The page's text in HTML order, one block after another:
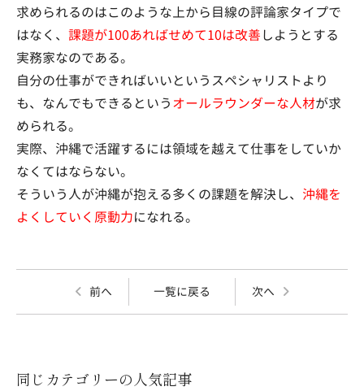
求められるのはこのような上から目線の評論家タイプで
はなく、 課題が100あればせめて10は改善しようとする
実務家なのである。
自分の仕事ができればいいというスペシャリストより
も、なんでもできるというオールラウンダーな人材が求
められる。
実際、沖縄で活躍するには領域を越えて仕事をしていか
なくてはならない。
そういう人が沖縄が抱える多くの課題を解決し、 沖縄を
よくしていく原動力になれる。
前へ 一覧に戻る 次へ
同じカテゴリーの人気記事